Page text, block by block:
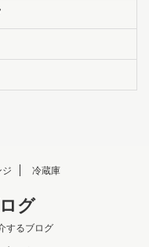
ジ 冷蔵庫
グ
するブログ